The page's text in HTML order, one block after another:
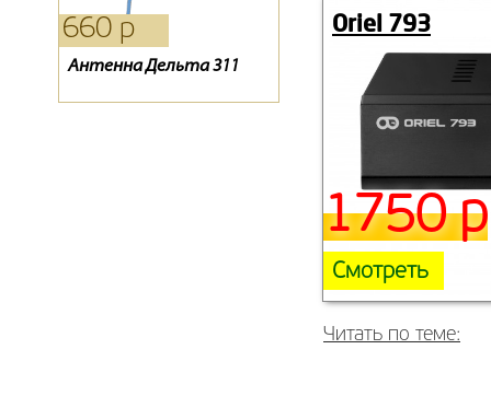
660 р
Антенна Дельта 311
330 р
Пульт HD 9300
830 р
Конвертер спутниковый
Oriel 793
Смотреть
1750 р
Читать по теме: